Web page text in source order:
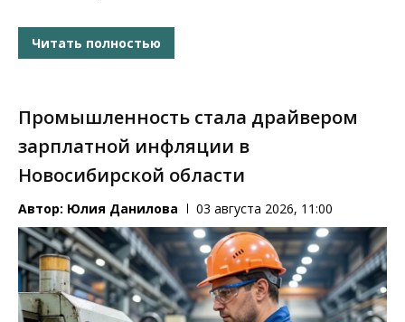
Читать полностью
Промышленность стала драйвером
зарплатной инфляции в
Новосибирской области
Автор: Юлия Данилова 03 августа 2026, 11:00